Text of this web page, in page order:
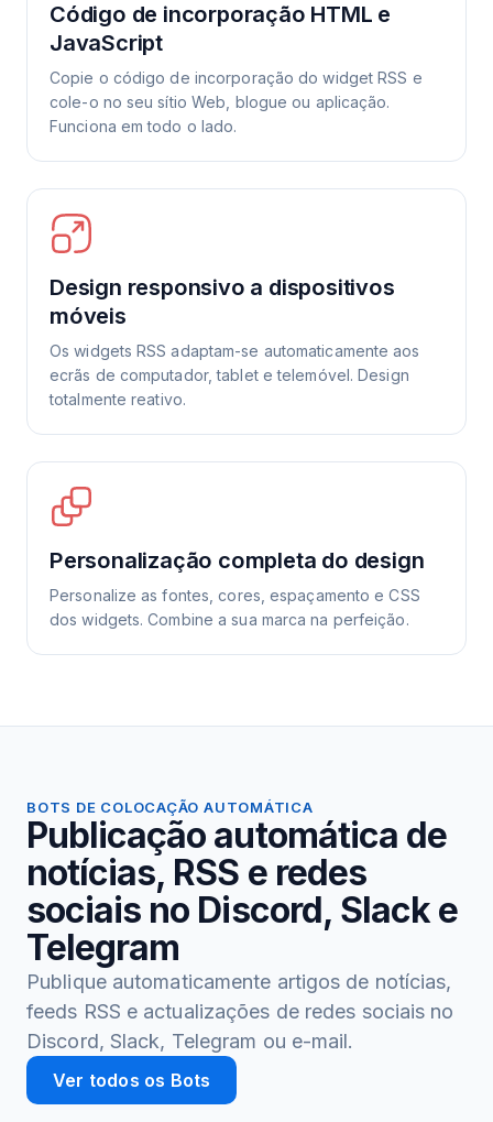
Código de incorporação HTML e
JavaScript
Copie o código de incorporação do widget RSS e
cole-o no seu sítio Web, blogue ou aplicação.
Funciona em todo o lado.
Design responsivo a dispositivos
móveis
Os widgets RSS adaptam-se automaticamente aos
ecrãs de computador, tablet e telemóvel. Design
totalmente reativo.
Personalização completa do design
Personalize as fontes, cores, espaçamento e CSS
dos widgets. Combine a sua marca na perfeição.
BOTS DE COLOCAÇÃO AUTOMÁTICA
Publicação automática de
notícias, RSS e redes
sociais no Discord, Slack e
Telegram
Publique automaticamente artigos de notícias,
feeds RSS e actualizações de redes sociais no
Discord, Slack, Telegram ou e-mail.
Ver todos os Bots